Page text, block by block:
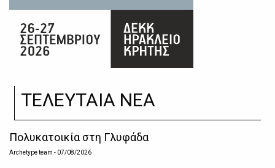
ΤΕΛΕΥΤΑΙΑ ΝΕΑ
Πολυκατοικία στη Γλυφάδα
Archetype team - 07/08/2026